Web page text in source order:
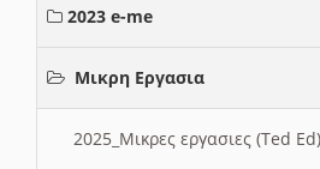
2023 e-me
Μικρη Εργασια
2025_Μικρες εργασιες (Ted